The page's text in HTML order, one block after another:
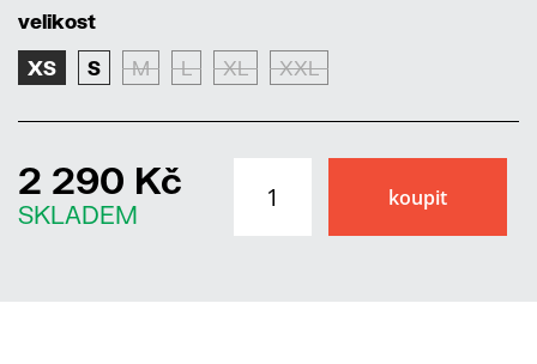
velikost
XS S M L XL XXL
2 290 Kč
SKLADEM